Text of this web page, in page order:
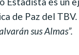
de Paz del
sus Almas”.